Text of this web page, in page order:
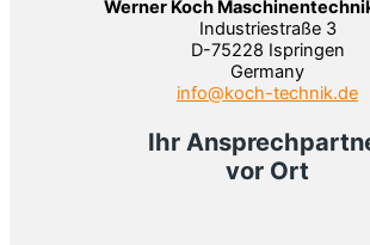
Werner Koch
Industriestraße 3
D-75228 Ispringen
Germany
info@koch-technik.de
Ihr
vor Ort